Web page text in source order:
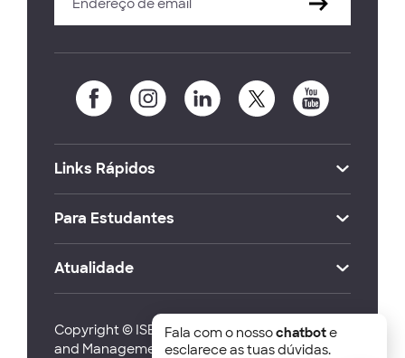
Links Rápidos
Para Estudantes
Atualidade
Copyright © ISEG Lisbon School of Economics
and Management 2026
Fala com o nossochatbote
esclarece as tuas dúvidas.